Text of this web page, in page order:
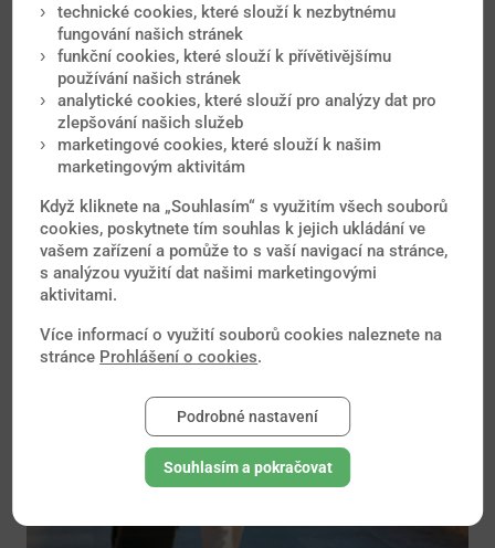
Nejčtenější novinky
Od očkování přes malárii až po vyvrácené mýty o
tropických onemocněních. Nové články každý měsíc.
technické cookies, které slouží k nezbytnému
fungování našich stránek
funkční cookies, které slouží k přívětivějšímu
používání našich stránek
analytické cookies, které slouží pro analýzy dat pro
zlepšování našich služeb
marketingové cookies, které slouží k našim
marketingovým aktivitám
Když kliknete na „Souhlasím“ s využitím všech souborů
cookies, poskytnete tím souhlas k jejich ukládání ve
vašem zařízení a pomůže to s vaší navigací na stránce,
s analýzou využití dat našimi marketingovými
aktivitami.
Více informací o využití souborů cookies naleznete na
stránce Prohlášení o cookies.
Podrobné nastavení
Souhlasím a pokračovat